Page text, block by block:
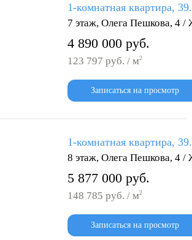
1-комнатная квартира,
7 этаж, Олега Пешкова, 4
4 890 000 руб.
123 797 руб. / м2
Записаться на просмотр
1-комнатная квартира,
8 этаж, Олега Пешкова, 4
5 877 000 руб.
148 785 руб. / м2
Записаться на просмотр